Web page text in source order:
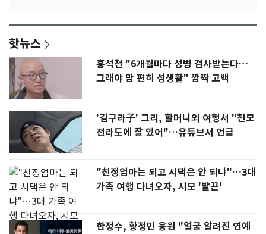
핫뉴스
홍석천 "6개월마다 성병 검사받는다…
그래야 맘 편히 성생활" 깜짝 고백
'김구라子' 그리, 할머니외 여행서 "친모
전라도에 잘 있어"…유튜브서 언급
"친정엄마는 되고 시댁은 안 되냐"…3대
가족 여행 다녀오자, 시모 '발끈'
한정수, 황정민 응원 "얼굴 알려진 연예